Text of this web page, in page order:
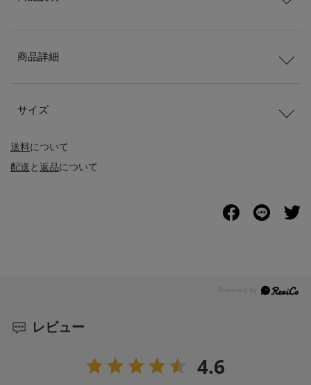
送料について
配送と返品について
商品詳細
サイズ
レビュー
4.6